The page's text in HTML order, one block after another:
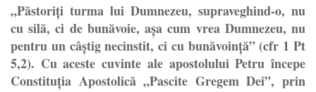
„Păstoriți turma lui Dumnezeu, supraveghind-o, nu
cu silă, ci de bunăvoie, așa cum vrea Dumnezeu, nu
pentru un câștig necinstit, ci cu bunăvoință” (cfr 1 Pt
5,2). Cu aceste cuvinte ale apostolului Petru începe
Constituția Apostolică „Pascite Gregem Dei”, prin